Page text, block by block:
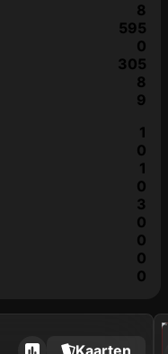
8
595
0
305
8
9
1
0
1
0
3
0
0
0
0
2023